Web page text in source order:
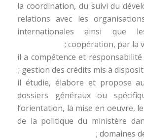
– la coordination, du suivi du
relations avec les
internationales ainsi que
coopération, par la
– il a compétence et
gestion des crédits mis à
– il étudie, élabore et propose
dossiers généraux ou
l’orientation, la mise en oeuvre,
de la politique du ministère
domaines